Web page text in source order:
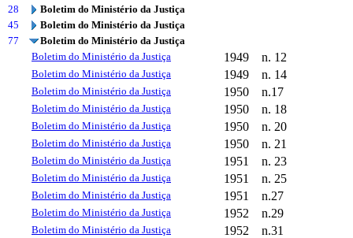
28
Boletim do Ministério da Justiça
45
Boletim do Ministério da Justiça
77
Boletim do Ministério da Justiça
Boletim do Ministério da Justiça
1949 n. 12
Boletim do Ministério da Justiça 1949 n. 14
Boletim do Ministério da Justiça 1950 n.17
Boletim do Ministério da Justiça 1950 n. 18
Boletim do Ministério da Justiça 1950 n. 20
Boletim do Ministério da Justiça 1950 n. 21
Boletim do Ministério da Justiça 1951 n. 23
Boletim do Ministério da Justiça 1951 n. 25
Boletim do Ministério da Justiça 1951 n.27
Boletim do Ministério da Justiça 1952 n.29
Boletim do Ministério da Justiça 1952 n.31